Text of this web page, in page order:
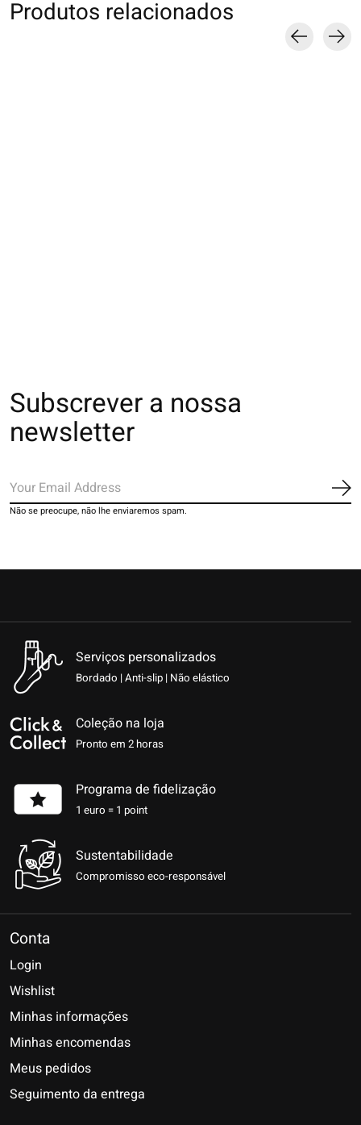
Produtos relacionados
Subscrever a nossa
newsletter
Não se preocupe, não lhe enviaremos spam.
Serviços personalizados
Bordado | Anti-slip | Não elástico
Coleção na loja
Pronto em 2 horas
Programa de fidelização
1 euro = 1 point
Sustentabilidade
Compromisso eco-responsável
Conta
Login
Wishlist
Minhas informações
Minhas encomendas
Meus pedidos
Seguimento da entrega